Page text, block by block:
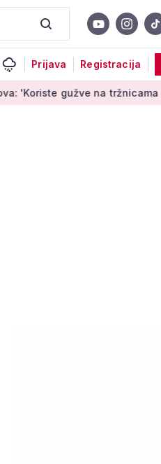
Prijava Registracija
na tržnicama i plažama'